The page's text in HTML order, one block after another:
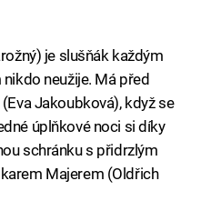
je slušňák každým
neužije. Má před
Jakoubková), když se
úplňkové noci si díky
schránku s přidrzlým
Majerem (Oldřich